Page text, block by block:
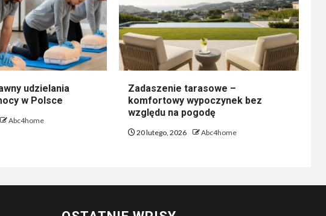
udzielania
w Polsce
Abc4home
Zadaszenie tarasowe –
komfortowy wypoczynek bez
względu na pogodę
20 lutego, 2026 Abc4home